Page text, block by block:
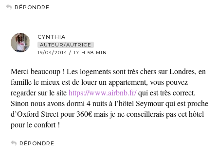
RÉPONDRE
CYNTHIA
AUTEUR/AUTRICE
19/04/2014 / 17 H 58 MIN
Merci beaucoup ! Les logements sont très chers sur Londres, en
famille le mieux est de louer un appartement, vous pouvez
regarder sur le sitehttps://www.airbnb.fr/qui est très correct.
Sinon nous avons dormi 4 nuits à l’hôtel Seymour qui est proche
d’Oxford Street pour 360€ mais je ne conseillerais pas cet hôtel
pour le confort !
RÉPONDRE